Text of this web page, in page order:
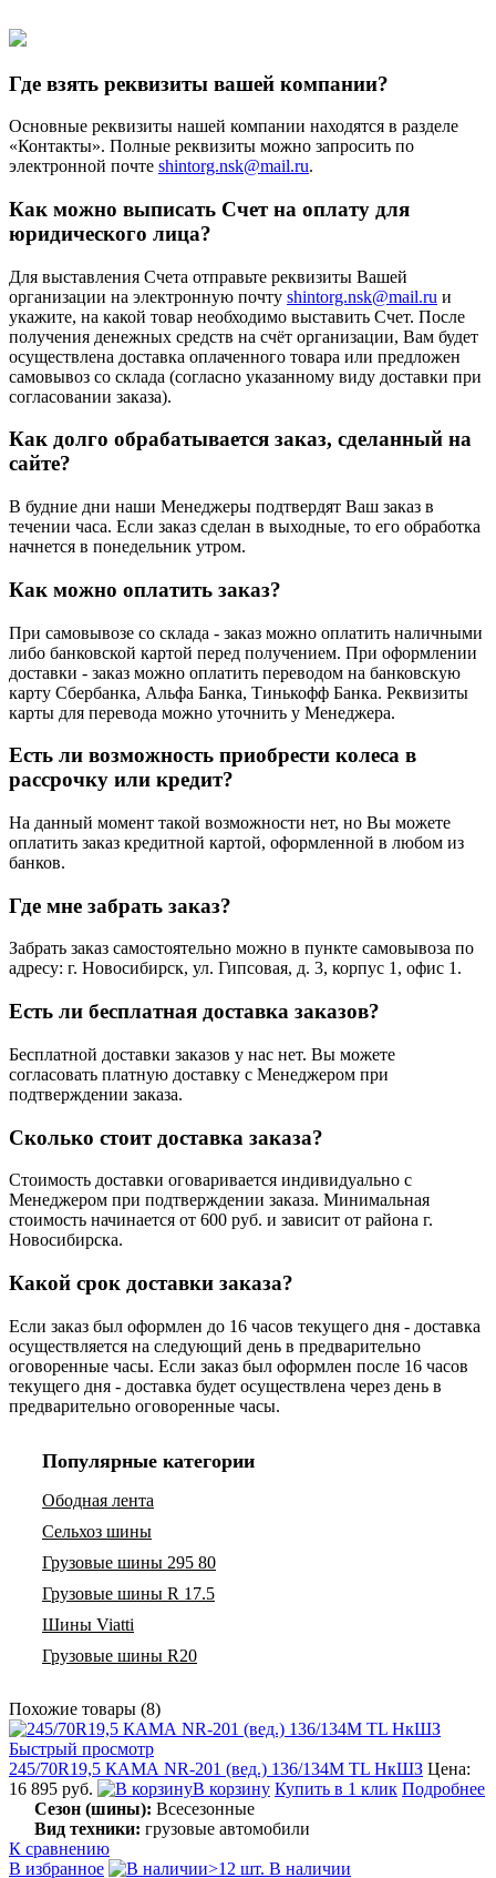
Где взять реквизиты вашей компании?
Основные реквизиты нашей компании находятся в разделе
«Контакты». Полные реквизиты можно запросить по
электронной почте shintorg.nsk@mail.ru.
Как можно выписать Счет на оплату для
юридического лица?
Для выставления Счета отправьте реквизиты Вашей
организации на электронную почту shintorg.nsk@mail.ru и
укажите, на какой товар необходимо выставить Счет. После
получения денежных средств на счёт организации, Вам будет
осуществлена доставка оплаченного товара или предложен
самовывоз со склада (согласно указанному виду доставки при
согласовании заказа).
Как долго обрабатывается заказ, сделанный на
сайте?
В будние дни наши Менеджеры подтвердят Ваш заказ в
течении часа. Если заказ сделан в выходные, то его обработка
начнется в понедельник утром.
Как можно оплатить заказ?
При самовывозе со склада - заказ можно оплатить наличными
либо банковской картой перед получением. При оформлении
доставки - заказ можно оплатить переводом на банковскую
карту Сбербанка, Альфа Банка, Тинькофф Банка. Реквизиты
карты для перевода можно уточнить у Менеджера.
Есть ли возможность приобрести колеса в
рассрочку или кредит?
На данный момент такой возможности нет, но Вы можете
оплатить заказ кредитной картой, оформленной в любом из
банков.
Где мне забрать заказ?
Забрать заказ самостоятельно можно в пункте самовывоза по
адресу: г. Новосибирск, ул. Гипсовая, д. 3, корпус 1, офис 1.
Есть ли бесплатная доставка заказов?
Бесплатной доставки заказов у нас нет. Вы можете
согласовать платную доставку с Менеджером при
подтверждении заказа.
Сколько стоит доставка заказа?
Стоимость доставки оговаривается индивидуально с
Менеджером при подтверждении заказа. Минимальная
стоимость начинается от 600 руб. и зависит от района г.
Новосибирска.
Какой срок доставки заказа?
Если заказ был оформлен до 16 часов текущего дня - доставка
осуществляется на следующий день в предварительно
оговоренные часы. Если заказ был оформлен после 16 часов
текущего дня - доставка будет осуществлена через день в
предварительно оговоренные часы.
Популярные категории
Ободная лента
Сельхоз шины
Грузовые шины 295 80
Грузовые шины R 17.5
Шины Viatti
Грузовые шины R20
Похожие товары (8)
Быстрый просмотр
245/70R19,5 КАМА NR-201 (вед.) 136/134M TL НкШЗ Цена:
16 895 руб.
В корзину Купить в 1 клик Подробнее
Сезон (шины): Всесезонные
Вид техники: грузовые автомобили
К сравнению
В избранное
>12 шт. В наличии